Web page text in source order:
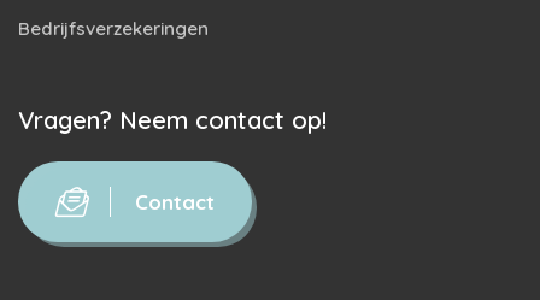
Bedrijfsverzekeringen
Vragen? Neem contact op!
Contact